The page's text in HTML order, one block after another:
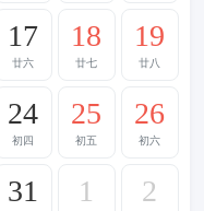
17
廿六
18
廿七
19
廿八
24
初四
25
初五
26
初六
31 1 2